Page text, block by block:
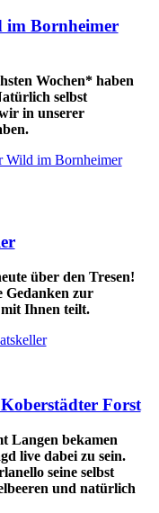
Bornheimer
Wochen* haben
selbst
in unserer
Wild im Bornheimer
über den Tresen!
Gedanken zur
Ihnen teilt.
Forst
Langen bekamen
live dabei zu sein.
seine selbst
und natürlich